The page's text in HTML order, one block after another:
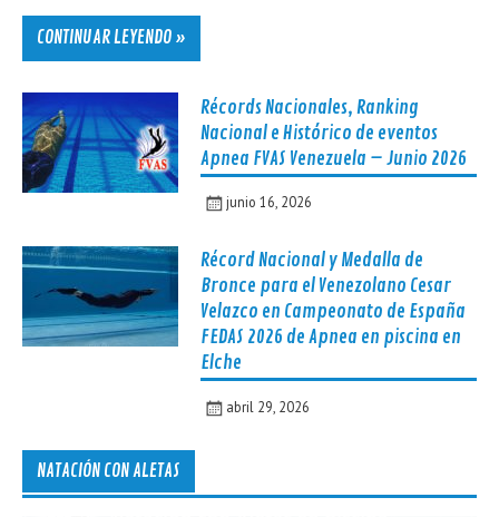
CONTINUAR LEYENDO »
Récords Nacionales, Ranking
Nacional e Histórico de eventos
Apnea FVAS Venezuela – Junio 2026
junio 16, 2026
Récord Nacional y Medalla de
Bronce para el Venezolano Cesar
Velazco en Campeonato de España
FEDAS 2026 de Apnea en piscina en
Elche
abril 29, 2026
NATACIÓN CON ALETAS